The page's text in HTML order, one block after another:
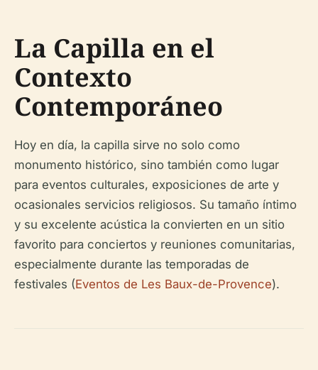
La Capilla en el
Contexto
Contemporáneo
Hoy en día, la capilla sirve no solo como
monumento histórico, sino también como lugar
para eventos culturales, exposiciones de arte y
ocasionales servicios religiosos. Su tamaño íntimo
y su excelente acústica la convierten en un sitio
favorito para conciertos y reuniones comunitarias,
especialmente durante las temporadas de
festivales (Eventos de Les Baux-de-Provence).